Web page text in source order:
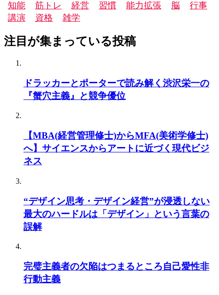
知能
筋トレ 経営 習慣 能力拡張 脳
行事
講演
資格 雑学
注目が集まっている投稿
ドラッカーとポーターで読み解く渋沢栄一の
『蟹穴主義』と競争優位
【MBA(経営管理修士)からMFA(美術学修士)
へ】サイエンスからアートに近づく現代ビジ
ネス
“デザイン思考・デザイン経営”が浸透しない
最大のハードルは「デザイン」という言葉の
誤解
完璧主義者の欠陥はつまるところ自己愛性非
行動主義